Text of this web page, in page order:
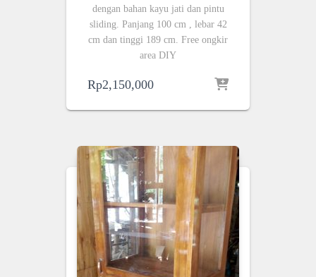
dengan bahan kayu jati dan pintu
sliding. Panjang 100 cm , lebar 42
cm dan tinggi 189 cm. Free ongkir
area DIY
Rp2,150,000